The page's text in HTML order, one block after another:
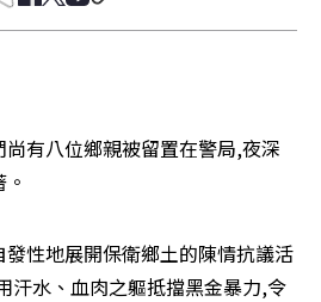
有八位鄉親被留置在警局,夜深
性地展開保衛鄉土的陳情抗議活
汗水、血肉之軀抵擋黑金暴力,令